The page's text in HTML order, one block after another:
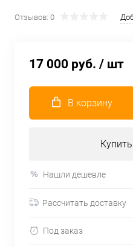
Отзывов: 0
17 000 руб. / шт
В корзину
Нашли дешевле
Рассчитать доставку
Под заказ